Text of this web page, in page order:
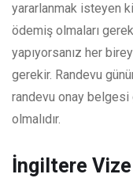
yararlanmak isteyen
ödemiş olmaları
yapıyorsanız her
gerekir. Randevu
randevu onay belgesi
olmalıdır.
İngiltere